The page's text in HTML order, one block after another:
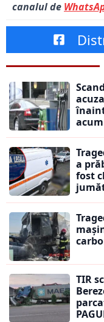
canalul de
a
fost
TIR